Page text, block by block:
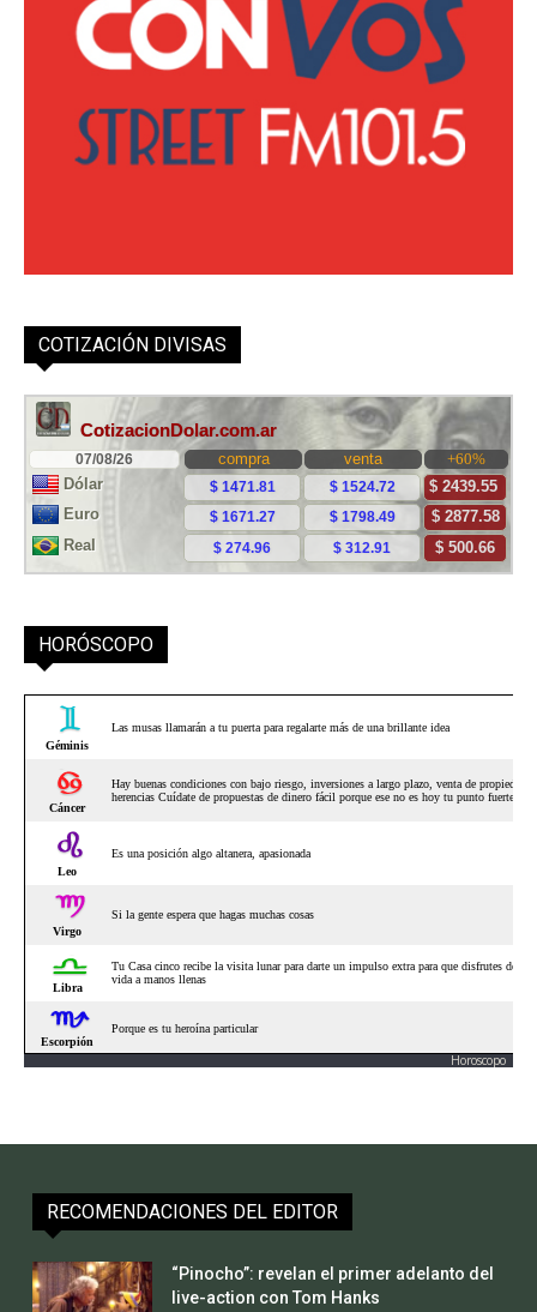
COTIZACIÓN DIVISAS
HORÓSCOPO
Horoscopo
RECOMENDACIONES DEL EDITOR
“Pinocho”: revelan el primer adelanto del
live-action con Tom Hanks